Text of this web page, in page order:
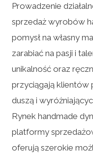
Prowadzenie
sprzedaż wyrobów
pomysł na własny
zarabiać na pasji i
unikalność oraz
przyciągają klientów
duszą i
Rynek handmade
platformy
oferują szerokie